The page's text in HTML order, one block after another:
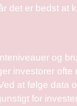
det er bedst at
og
investorer ofte
at følge data
for